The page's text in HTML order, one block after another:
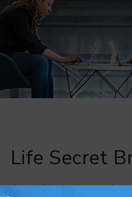
Life Secret
gelang ini memancarkan